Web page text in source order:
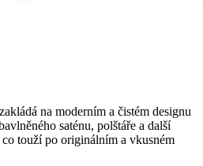
na moderním a čistém designu
saténu, polštáře a další
touží po originálním a vkusném